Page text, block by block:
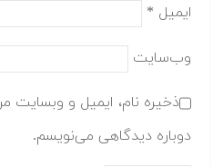
ایمیل *
وب‌سایت
ذخیره نام، ایمیل و وبسایت
دوباره دیدگاهی می‌نویسم.